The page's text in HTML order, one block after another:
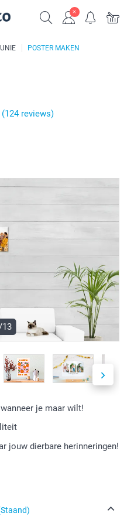
POSTER MAKEN
(124 reviews)
13
je maar wilt!
jouw dierbare herinneringen!